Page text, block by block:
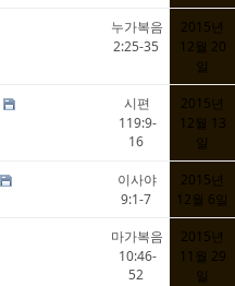
누가복음
2:25-35
2015년
12월 20
일
시편
119:9-
16
2015년
12월 13
일
이사야
9:1-7
2015년
12월 6일
마가복음
10:46-
52
2015년
11월 29
일